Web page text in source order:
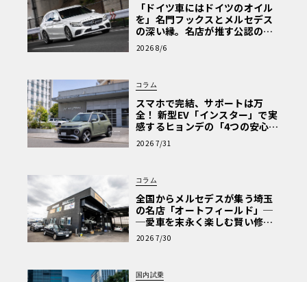
「ドイツ車にはドイツのオイル
を」名門フックスとメルセデス
の深い縁。名店が推す公認の安
心と、Cクラスで味わうシルキー
な走り〈PR〉
2026 8/6
コラム
スマホで完結、サポートは万
全！ 新型EV「インスター」で実
感するヒョンデの「4つの安心」
【第1回・ヒョンデ6つの疑問：
Why? Hyundai?】〈PR〉
2026 7/31
コラム
全国からメルセデスが集う埼玉
の名店「オートフィールド」─
─愛車を末永く楽しむ賢い修理
術と、プロがフックス製オイル
を選ぶ理由〈PR〉
2026 7/30
国内試乗